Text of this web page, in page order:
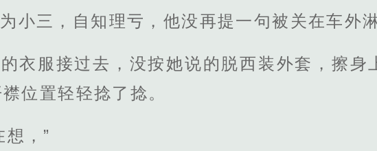
小三，自知理亏，他没再提一句被关在车外
衣服接过去，没按她说的脱西装外套，擦身
位置轻轻捻了捻。
想，”